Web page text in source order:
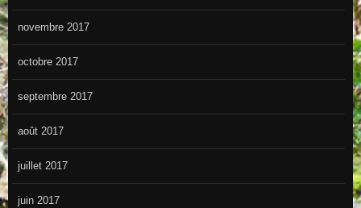
novembre 2017
octobre 2017
septembre 2017
août 2017
juillet 2017
juin 2017